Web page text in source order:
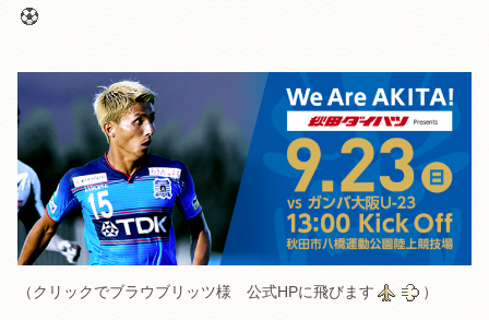
（クリックでブラウブリッツ様 公式HPに飛びます ）